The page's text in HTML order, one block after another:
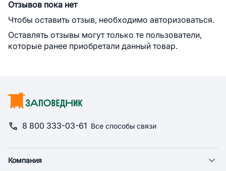
Отзывов пока нет
Чтобы оставить отзыв, необходимо авторизоваться.
Оставлять отзывы могут только те пользователи,
которые ранее приобретали данный товар.
8 800 333-03-61 Все способы связи
Компания